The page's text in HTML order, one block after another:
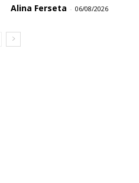
Alina Ferseta - 06/08/2026